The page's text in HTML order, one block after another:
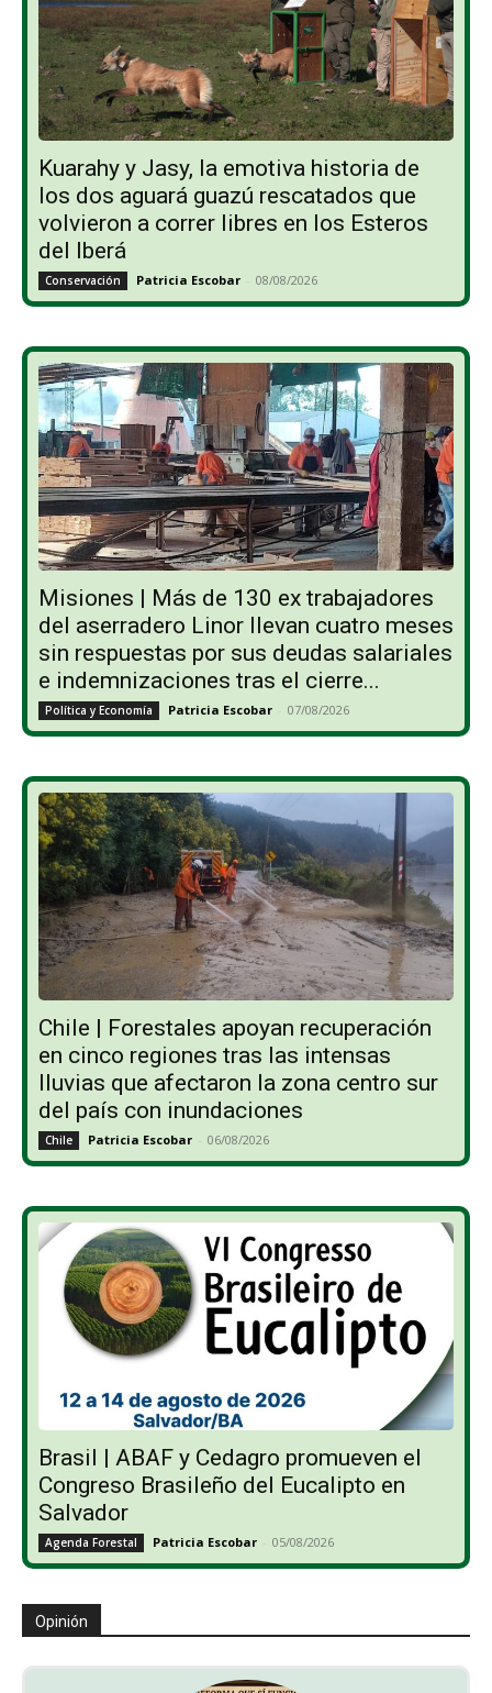
Kuarahy y Jasy, la emotiva historia de
los dos aguará guazú rescatados que
volvieron a correr libres en los Esteros
del Iberá
Conservación Patricia Escobar - 08/08/2026
Misiones | Más de 130 ex trabajadores
del aserradero Linor llevan cuatro meses
sin respuestas por sus deudas salariales
e indemnizaciones tras el cierre...
Política y Economía Patricia Escobar - 07/08/2026
Chile | Forestales apoyan recuperación
en cinco regiones tras las intensas
lluvias que afectaron la zona centro sur
del país con inundaciones
Chile Patricia Escobar - 06/08/2026
Brasil | ABAF y Cedagro promueven el
Congreso Brasileño del Eucalipto en
Salvador
Agenda Forestal Patricia Escobar - 05/08/2026
Opinión